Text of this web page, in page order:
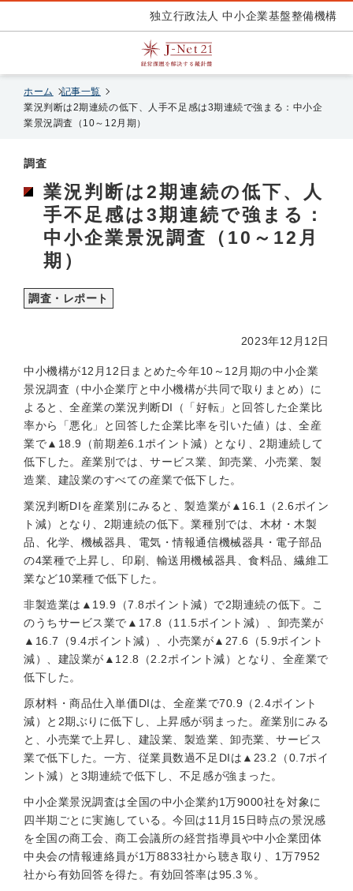
独立行政法人 中小企業基盤整備機構
ホーム
記事一覧
業況判断は2期連続の低下、人手不足感は3期連続で強まる：中小企
業景況調査（10～12月期）
調査
業況判断は2期連続の低下、人
手不足感は3期連続で強まる：
中小企業景況調査（10～12月
期）
調査・レポート
2023年12月12日
中小機構が12月12日まとめた今年10～12月期の中小企業
景況調査（中小企業庁と中小機構が共同で取りまとめ）に
よると、全産業の業況判断DI（「好転」と回答した企業比
率から「悪化」と回答した企業比率を引いた値）は、全産
業で▲18.9（前期差6.1ポイント減）となり、2期連続して
低下した。産業別では、サービス業、卸売業、小売業、製
造業、建設業のすべての産業で低下した。
業況判断DIを産業別にみると、製造業が▲16.1（2.6ポイン
ト減）となり、2期連続の低下。業種別では、木材・木製
品、化学、機械器具、電気・情報通信機械器具・電子部品
の4業種で上昇し、印刷、輸送用機械器具、食料品、繊維工
業など10業種で低下した。
非製造業は▲19.9（7.8ポイント減）で2期連続の低下。こ
のうちサービス業で▲17.8（11.5ポイント減）、卸売業が
▲16.7（9.4ポイント減）、小売業が▲27.6（5.9ポイント
減）、建設業が▲12.8（2.2ポイント減）となり、全産業で
低下した。
原材料・商品仕入単価DIは、全産業で70.9（2.4ポイント
減）と2期ぶりに低下し、上昇感が弱まった。産業別にみる
と、小売業で上昇し、建設業、製造業、卸売業、サービス
業で低下した。一方、従業員数過不足DIは▲23.2（0.7ポイ
ント減）と3期連続で低下し、不足感が強まった。
中小企業景況調査は全国の中小企業約1万9000社を対象に
四半期ごとに実施している。今回は11月15日時点の景況感
を全国の商工会、商工会議所の経営指導員や中小企業団体
中央会の情報連絡員が1万8833社から聴き取り、1万7952
社から有効回答を得た。有効回答率は95.3％。